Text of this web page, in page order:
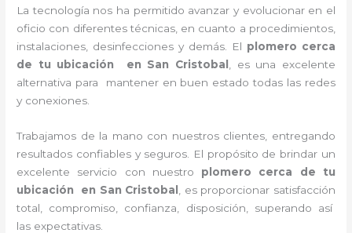
La tecnología nos ha permitido avanzar y evolucionar en el
oficio con diferentes técnicas, en cuanto a procedimientos,
instalaciones, desinfecciones y demás. El plomero cerca
de tu ubicación en San Cristobal
, es una excelente
alternativa para mantener en buen estado todas las redes
y conexiones.
Trabajamos de la mano con nuestros clientes, entregando
resultados confiables y seguros. El propósito de brindar un
excelente servicio con nuestro plomero cerca de tu
ubicación en San Cristobal , es proporcionar satisfacción
total, compromiso, confianza, disposición, superando así
las expectativas.